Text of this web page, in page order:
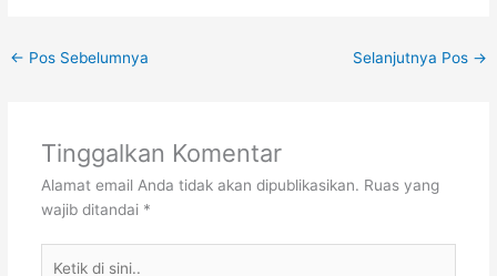
← Pos Sebelumnya Selanjutnya Pos →
Tinggalkan Komentar
Alamat email Anda tidak akan dipublikasikan. Ruas yang
wajib ditandai *